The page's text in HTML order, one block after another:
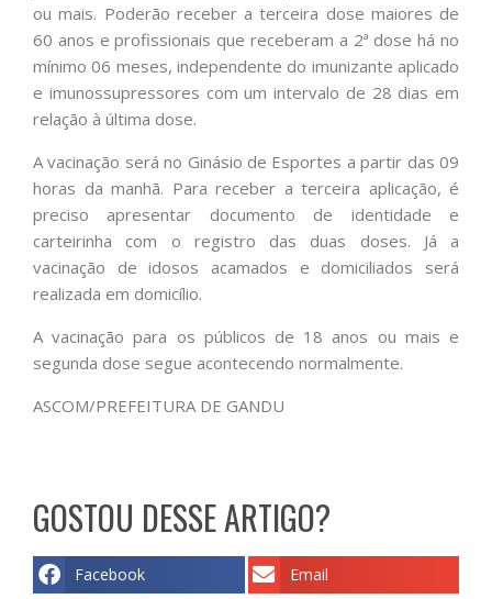
ou mais. Poderão receber a terceira dose maiores de
60 anos e profissionais que receberam a 2ª dose há no
mínimo 06 meses, independente do imunizante aplicado
e imunossupressores com um intervalo de 28 dias em
relação à última dose.
A vacinação será no Ginásio de Esportes a partir das 09
horas da manhã. Para receber a terceira aplicação, é
preciso apresentar documento de identidade e
carteirinha com o registro das duas doses. Já a
vacinação de idosos acamados e domiciliados será
realizada em domicílio.
A vacinação para os públicos de 18 anos ou mais e
segunda dose segue acontecendo normalmente.
ASCOM/PREFEITURA DE GANDU
GOSTOU DESSE ARTIGO?
Facebook Email